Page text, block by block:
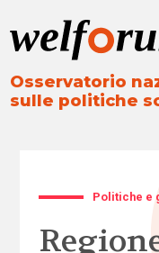
Osservatorio
sulle politiche
Politiche e